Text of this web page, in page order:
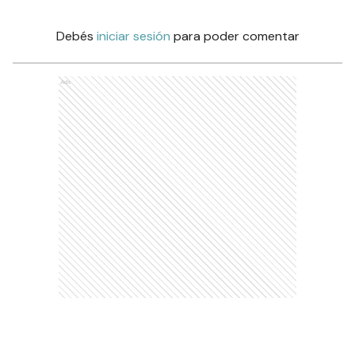
Debés iniciar sesión para poder comentar
Ads